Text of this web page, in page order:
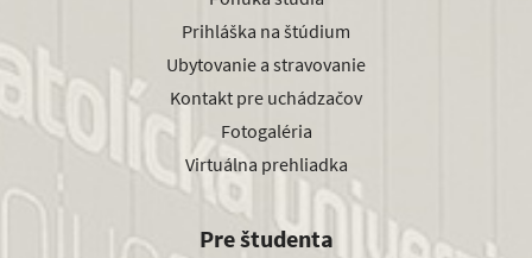
Prihláška na štúdium
Ubytovanie a stravovanie
Kontakt pre uchádzačov
Fotogaléria
Virtuálna prehliadka
Pre študenta